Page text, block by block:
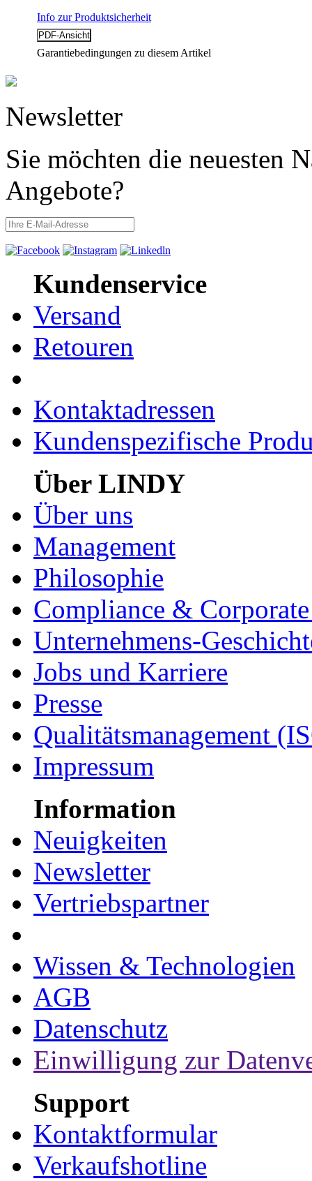
Info zur Produktsicherheit
Garantiebedingungen zu diesem Artikel
Newsletter
Sie möchten die neuesten
Angebote?
Kundenservice
Versand
Retouren
Kontaktadressen
Kundenspezifische
Über LINDY
Über uns
Management
Philosophie
Compliance &
Unternehmens-
Jobs und Karriere
Presse
Qualitätsmanagement
Impressum
Information
Neuigkeiten
Newsletter
Vertriebspartner
Wissen & Technologien
AGB
Datenschutz
Einwilligung zur
Support
Kontaktformular
Verkaufshotline